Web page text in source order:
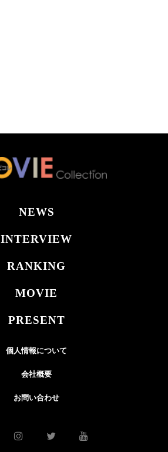
NEWS
INTERVIEW
RANKING
MOVIE
PRESENT
個人情報について
会社概要
お問い合わせ